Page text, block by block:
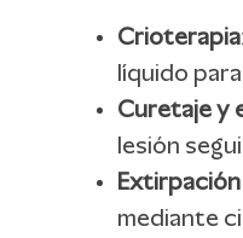
Crioterapia
líquido
Curetaje y
lesión
mediante